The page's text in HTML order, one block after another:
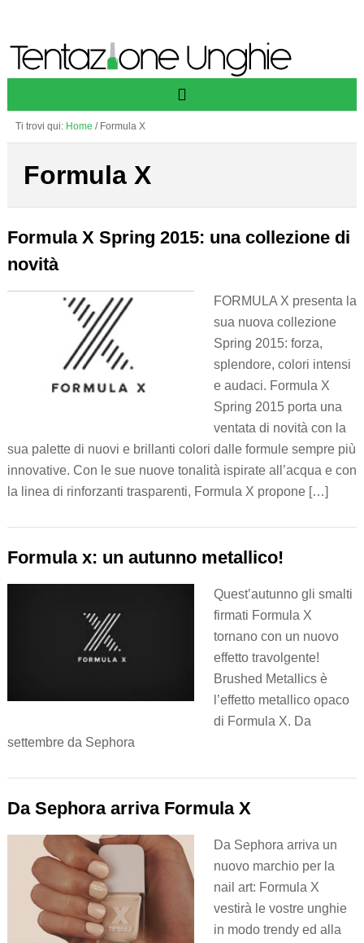
Ti trovi qui: Home /Formula X
Formula X
Formula X Spring 2015: una collezione di
novità
FORMULA X presenta la
sua nuova collezione
Spring 2015: forza,
splendore, colori intensi
e audaci. Formula X
Spring 2015 porta una
ventata di novità con la
sua palette di nuovi e brillanti colori dalle formule sempre più
innovative. Con le sue nuove tonalità ispirate all’acqua e con
la linea di rinforzanti trasparenti, Formula X propone […]
Formula x: un autunno metallico!
Quest’autunno gli smalti
firmati Formula X
tornano con un nuovo
effetto travolgente!
Brushed Metallics è
l’effetto metallico opaco
di Formula X. Da
settembre da Sephora
Da Sephora arriva Formula X
Da Sephora arriva un
nuovo marchio per la
nail art: Formula X
vestirà le vostre unghie
in modo trendy ed alla